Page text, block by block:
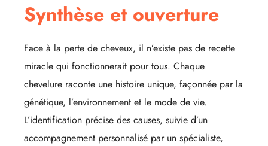
Synthèse et ouverture
Face à la perte de cheveux, il n’existe pas de recette
miracle qui fonctionnerait pour tous. Chaque
chevelure raconte une histoire unique, façonnée par la
génétique, l’environnement et le mode de vie.
L’identification précise des causes, suivie d’un
accompagnement personnalisé par un spécialiste,